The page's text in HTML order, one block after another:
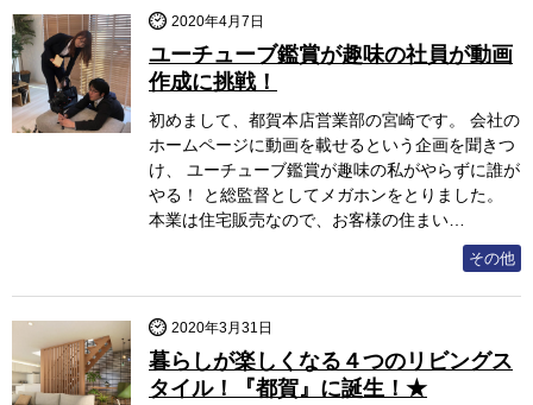
2020年4月7日
ユーチューブ鑑賞が趣味の社員が動画
作成に挑戦！
初めまして、都賀本店営業部の宮崎です。 会社の
ホームページに動画を載せるという企画を聞きつ
け、 ユーチューブ鑑賞が趣味の私がやらずに誰が
やる！ と総監督としてメガホンをとりました。
本業は住宅販売なので、お客様の住まい…
その他
2020年3月31日
暮らしが楽しくなる４つのリビングス
タイル！『都賀』に誕生！★